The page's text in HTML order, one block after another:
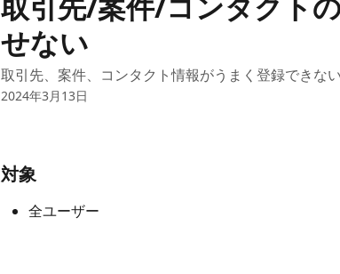
せない
取引先、案件、コンタクト情報がうまく登録できな
2024年3月13日
対象
全ユーザー